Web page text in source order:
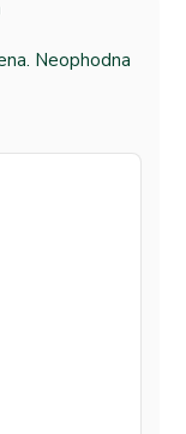
Neophodna